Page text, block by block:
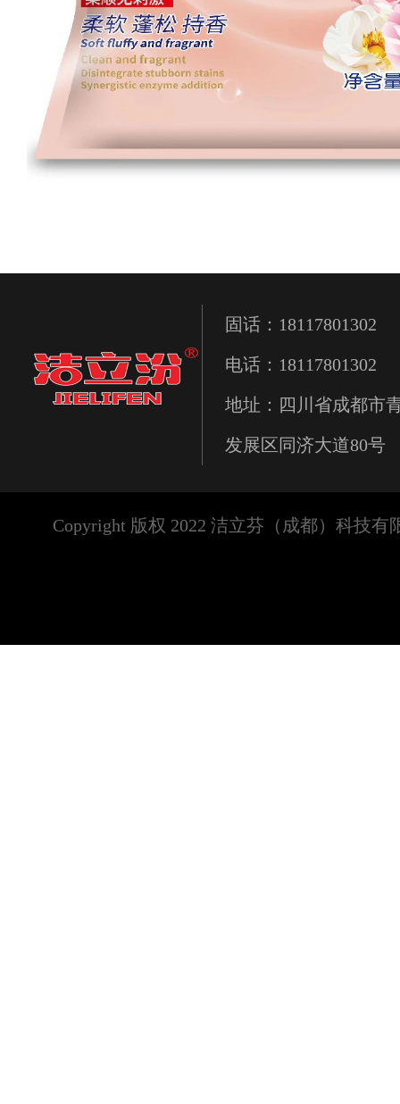
固话：18117801302
电话：18117801302
地址：四川省成都市
发展区同济大道80号
Copyright 版权 2022 洁立芬（成都）科技有